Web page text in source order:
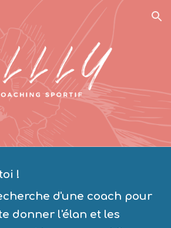
Skip to navigation
!
d'une coach pour
donner l'élan et les